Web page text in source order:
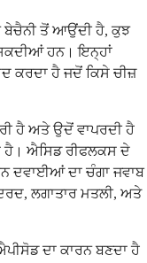
ਬੇਚੈਨੀ ਤੋਂ ਆਉਂਦੀ ਹੈ, ਕੁਝ
ਹਨ। ਇਨ੍ਹਾਂ
ਕਰਦਾ ਹੈ ਜਦੋਂ ਕਿਸੇ ਚੀਜ਼
ਹੈ ਅਤੇ ਉਦੋਂ ਵਾਪਰਦੀ ਹੈ
ਹੈ। ਐਸਿਡ ਰੀਫਲਕਸ ਦੇ
ਦਵਾਈਆਂ ਦਾ ਚੰਗਾ ਜਵਾਬ
ਲਗਾਤਾਰ ਮਤਲੀ, ਅਤੇ
ਦਾ ਕਾਰਨ ਬਣਦਾ ਹੈ